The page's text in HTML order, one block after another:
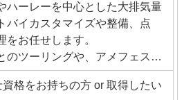
ハーレーを中心とした大排気量
バイカスタマイズや整備、点
をお任せします。
のツーリングや、アメフェス等
への出店、ハーレー雑誌への掲
ど、通常では経験できないイベ
格をお持ちの方 or 取得したい